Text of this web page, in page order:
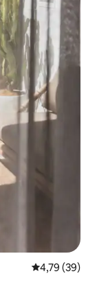
4,79 de uma
4,79 (39)